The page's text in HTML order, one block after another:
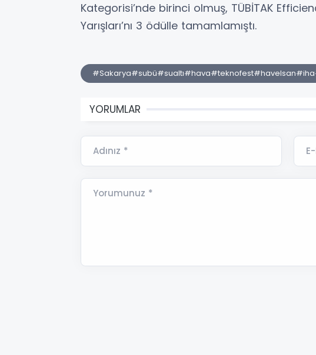
Kategorisi’nde birinci olmuş, TÜBİTAK
Yarışları’nı 3 ödülle tamamlamıştı.
YORUMLAR
Adınız *
Yorumunuz *